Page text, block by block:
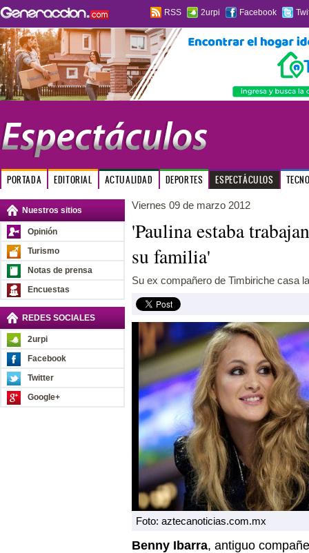
RSS 2urpi Facebook
PORTADA EDITORIAL ACTUALIDAD DEPORTES ESPECTÁCULOS
Nuestros sitios
Opinión
Turismo
Notas de prensa
Encuestas
REDES SOCIALES
2urpi
Facebook
Twitter
Google+
Viernes 09 de marzo 2012
'Paulina estaba
su familia'
Su ex compañero de Timbiriche casa
Foto: aztecanoticias.com.mx
Benny Ibarra, antiguo